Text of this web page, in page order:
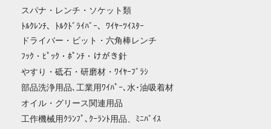
スパナ・レンチ・ソケット類
ﾄﾙｸﾚﾝﾁ、ﾄﾙｸﾄﾞﾗｲﾊﾞｰ、ﾜｲﾔｰﾂｲｽﾀｰ
ドライバー・ビット・六角棒レンチ
ﾌｯｸ・ﾋﾟｯｸ・ﾎﾟﾝﾁ・けがき針
やすり・砥石・研磨材・ﾜｲﾔｰﾌﾞﾗｼ
部品洗浄用品､工業用ﾜｲﾊﾟｰ､水･油吸着材
オイル・グリース関連用品
工作機械用ｸﾗﾝﾌﾟ､ｸｰﾗﾝﾄ用品、ﾐﾆﾊﾞｲｽ